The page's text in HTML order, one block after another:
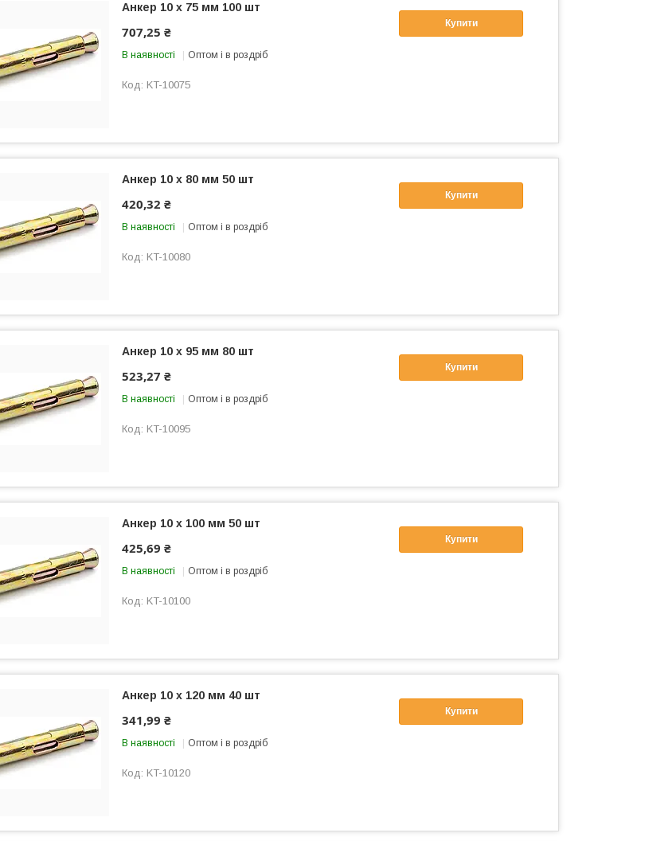
Купити
Анкер 10 х 75 мм 100 шт
707,25 ₴
В наявності Оптом і в роздріб
KT-10075
Купити
Анкер 10 х 80 мм 50 шт
420,32 ₴
В наявності Оптом і в роздріб
KT-10080
Купити
Анкер 10 х 95 мм 80 шт
523,27 ₴
В наявності Оптом і в роздріб
KT-10095
Купити
Анкер 10 х 100 мм 50 шт
425,69 ₴
В наявності Оптом і в роздріб
KT-10100
Купити
Анкер 10 х 120 мм 40 шт
341,99 ₴
В наявності Оптом і в роздріб
KT-10120